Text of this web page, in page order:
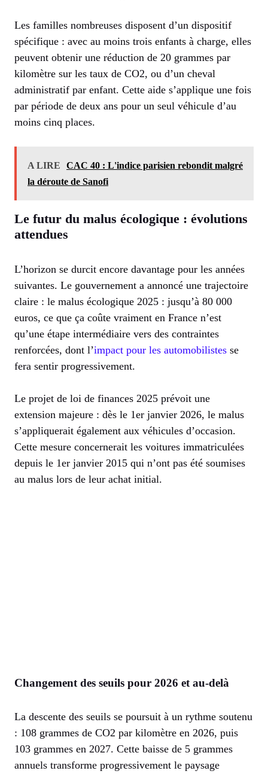
Les familles nombreuses disposent d’un dispositif
spécifique : avec au moins trois enfants à charge, elles
peuvent obtenir une réduction de 20 grammes par
kilomètre sur les taux de CO2, ou d’un cheval
administratif par enfant. Cette aide s’applique une fois
par période de deux ans pour un seul véhicule d’au
moins cinq places.
A LIRE
CAC 40 : L'indice parisien rebondit malgré
la déroute de Sanofi
Le futur du malus écologique : évolutions
attendues
L’horizon se durcit encore davantage pour les années
suivantes. Le gouvernement a annoncé une trajectoire
claire : le malus écologique 2025 : jusqu’à 80 000
euros, ce que ça coûte vraiment en France n’est
qu’une étape intermédiaire vers des contraintes
renforcées, dont l’impact pour les automobilistes se
fera sentir progressivement.
Le projet de loi de finances 2025 prévoit une
extension majeure : dès le 1er janvier 2026, le malus
s’appliquerait également aux véhicules d’occasion.
Cette mesure concernerait les voitures immatriculées
depuis le 1er janvier 2015 qui n’ont pas été soumises
au malus lors de leur achat initial.
Changement des seuils pour 2026 et au-delà
La descente des seuils se poursuit à un rythme soutenu
: 108 grammes de CO2 par kilomètre en 2026, puis
103 grammes en 2027. Cette baisse de 5 grammes
annuels transforme progressivement le paysage